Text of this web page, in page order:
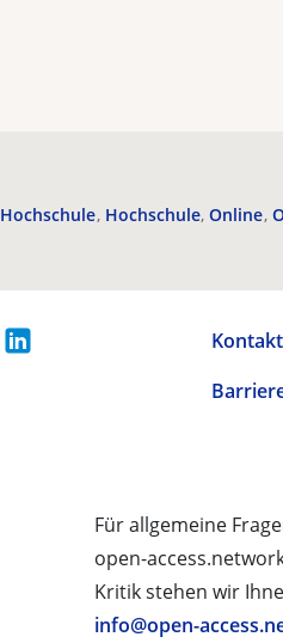
Hochschule Hochschule Online
Kontakt
Für allgemeine
open-
Kritik stehen wir
info@open-